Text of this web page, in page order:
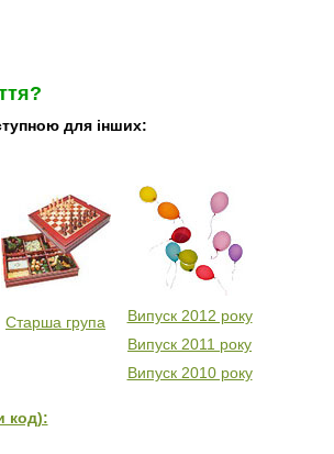
для інших:
Старша група
Випуск 2012 року
Випуск 2011 року
Випуск 2010 року
код):